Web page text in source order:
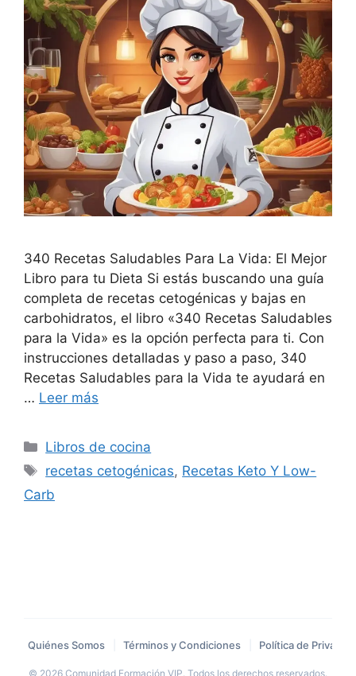
340 Recetas Saludables Para La Vida: El Mejor
Libro para tu Dieta Si estás buscando una guía
completa de recetas cetogénicas y bajas en
carbohidratos, el libro «340 Recetas Saludables
para la Vida» es la opción perfecta para ti. Con
instrucciones detalladas y paso a paso, 340
Recetas Saludables para la Vida te ayudará en
… Leer más
Categorías
Libros de cocina
Etiquetas
recetas cetogénicas, Recetas Keto Y Low-
Carb
Quiénes Somos Términos y Condiciones Política de
© 2026 Comunidad Formación VIP. Todos los derechos reservados.